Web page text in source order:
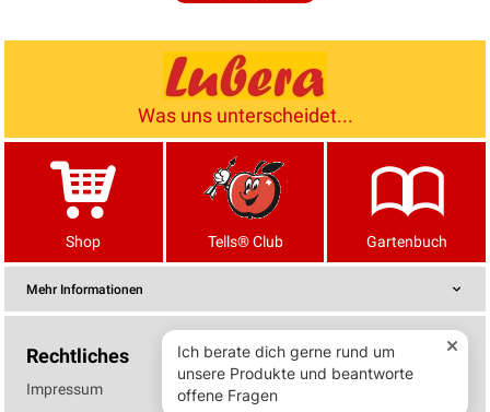
Was uns unterscheidet...
Shop Tells® Club Gartenbuch
Mehr Informationen
Rechtliches
Impressum